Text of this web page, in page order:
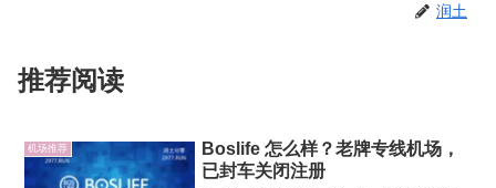
润土
推荐阅读
机场推荐
Boslife 怎么样？老牌专线机场，
已封车关闭注册